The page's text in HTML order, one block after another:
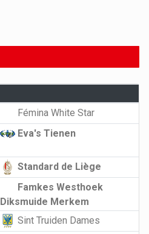
Fémina White Star
Eva's Tienen
Standard de Liège
Famkes Westhoek
Diksmuide Merkem
Sint Truiden Dames